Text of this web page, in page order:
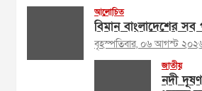
আলোচিত
বিমান বাংলাদেশের সব
বৃহস্পতিবার, ০৬ আগস্ট
জাতীয়
নদী